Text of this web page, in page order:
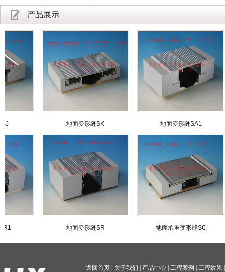
产品展示
地面变形缝SK 地面变形缝SA1
地面变形缝SR 地面承重变形缝SC
返回首页 关于我们 产品中心 工程案例 工程效果